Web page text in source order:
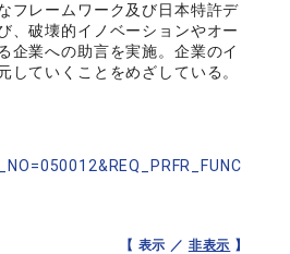
フレームワーク及び日本特許デ
、破壊的イノベーションやオー
企業への助言を実施。企業のイ
ていくことをめざしている。
【 表示 ／ 非表示 】